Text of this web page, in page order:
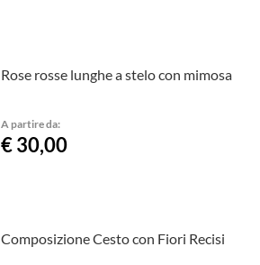
Rose rosse lunghe a stelo con mimosa
A partire da:
€ 30,00
Composizione Cesto con Fiori Recisi